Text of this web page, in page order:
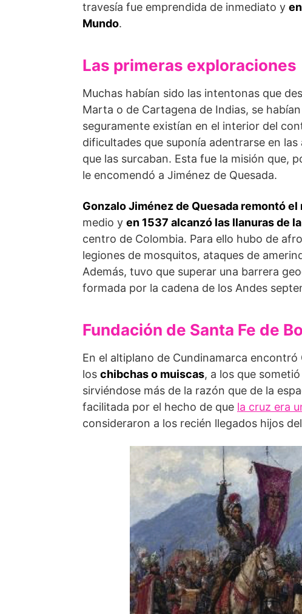
travesía fue emprendida de inmediato y
Mundo.
Las primeras exploraciones
Muchas habían sido las intentonas que
Marta o de Cartagena de Indias, se
seguramente existían en el interior del
dificultades que suponía adentrarse en
que las surcaban. Esta fue la misión que,
le encomendó a Jiménez de Quesada.
Gonzalo Jiménez de Quesada remontó el
medio y en 1537 alcanzó las llanuras de
centro de Colombia. Para ello hubo de
legiones de mosquitos, ataques de
Además, tuvo que superar una barrera
formada por la cadena de los Andes
Fundación de Santa Fe de
En el altiplano de Cundinamarca
los chibchas o muiscas, a los que
sirviéndose más de la razón que de la
facilitada por el hecho de que la cruz era
consideraron a los recién llegados hijos